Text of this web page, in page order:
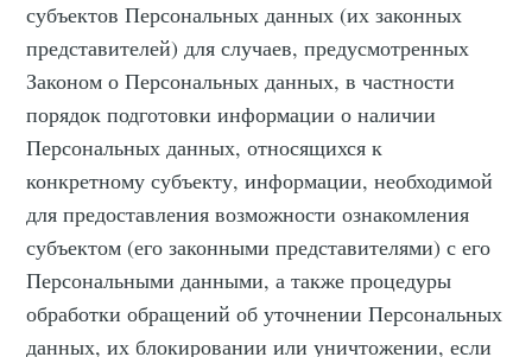
субъектов Персональных данных (их законных
представителей) для случаев, предусмотренных
Законом о Персональных данных, в частности
порядок подготовки информации о наличии
Персональных данных, относящихся к
конкретному субъекту, информации, необходимой
для предоставления возможности ознакомления
субъектом (его законными представителями) с его
Персональными данными, а также процедуры
обработки обращений об уточнении Персональных
данных, их блокировании или уничтожении, если